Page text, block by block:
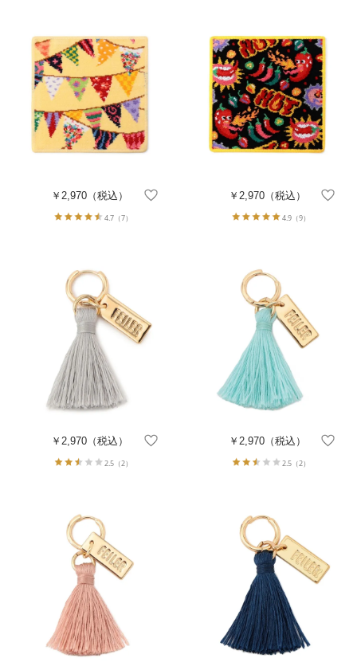
￥2,970 （税込）
4.7 （7）
￥2,970（税込）
4.9（9）
￥2,970 （税込）
2.5 （2）
￥2,970（税込）
2.5（2）